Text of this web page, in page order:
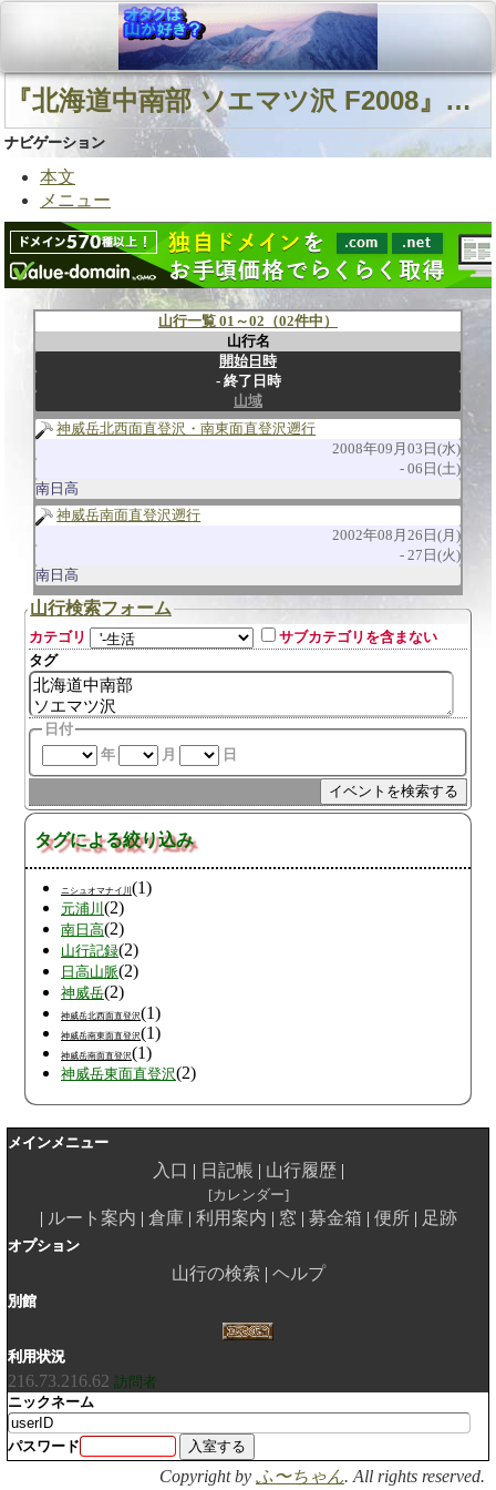
『北海道中南部 ソエマツ沢 F2008』に関連する山行
ナビゲーション
本文
メニュー
山行一覧 01～02（02件中）
山行名
開始日時
終了日時
山域
神威岳北西面直登沢・南東面直登沢遡行
2008年09月03日(水)
06日(土)
南日高
神威岳南面直登沢遡行
2002年08月26日(月)
27日(火)
南日高
山行検索フォーム
カテゴリ
サブカテゴリを含まない
タグ
日付
年
月 日
タグによる絞り込み
ニシュオマナイ川 (1)
元浦川 (2)
南日高(2)
山行記録(2)
日高山脈(2)
神威岳(2)
神威岳北西面直登沢(1)
神威岳南東面直登沢(1)
神威岳南面直登沢(1)
神威岳東面直登沢(2)
メインメニュー
入口 日記帳 山行履歴
カレンダー
ルート案内 倉庫 利用案内 窓 募金箱 便所 足跡
オプション
山行の検索 ヘルプ
別館
利用状況
216.73.216.62 訪問者
ニックネーム
パスワード
Copyright by ふ〜ちゃん. All rights reserved.